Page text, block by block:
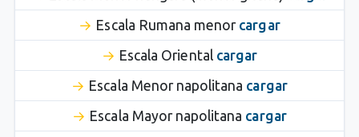
Escala Rumana menor cargar
Escala Oriental cargar
Escala Menor napolitana cargar
Escala Mayor napolitana cargar